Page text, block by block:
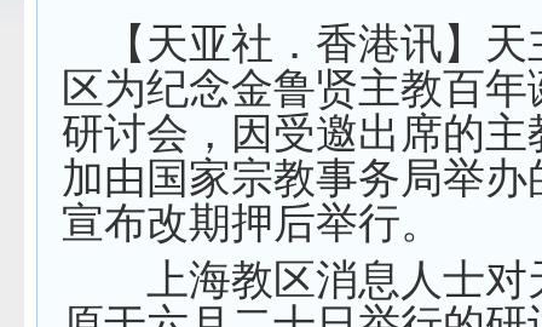
【天亚社．香港讯】天
区为纪念金鲁贤主教百
研讨会，因受邀出席的主
加由国家宗教事务局举办
宣布改期押后举行。
上海教区消息人士对